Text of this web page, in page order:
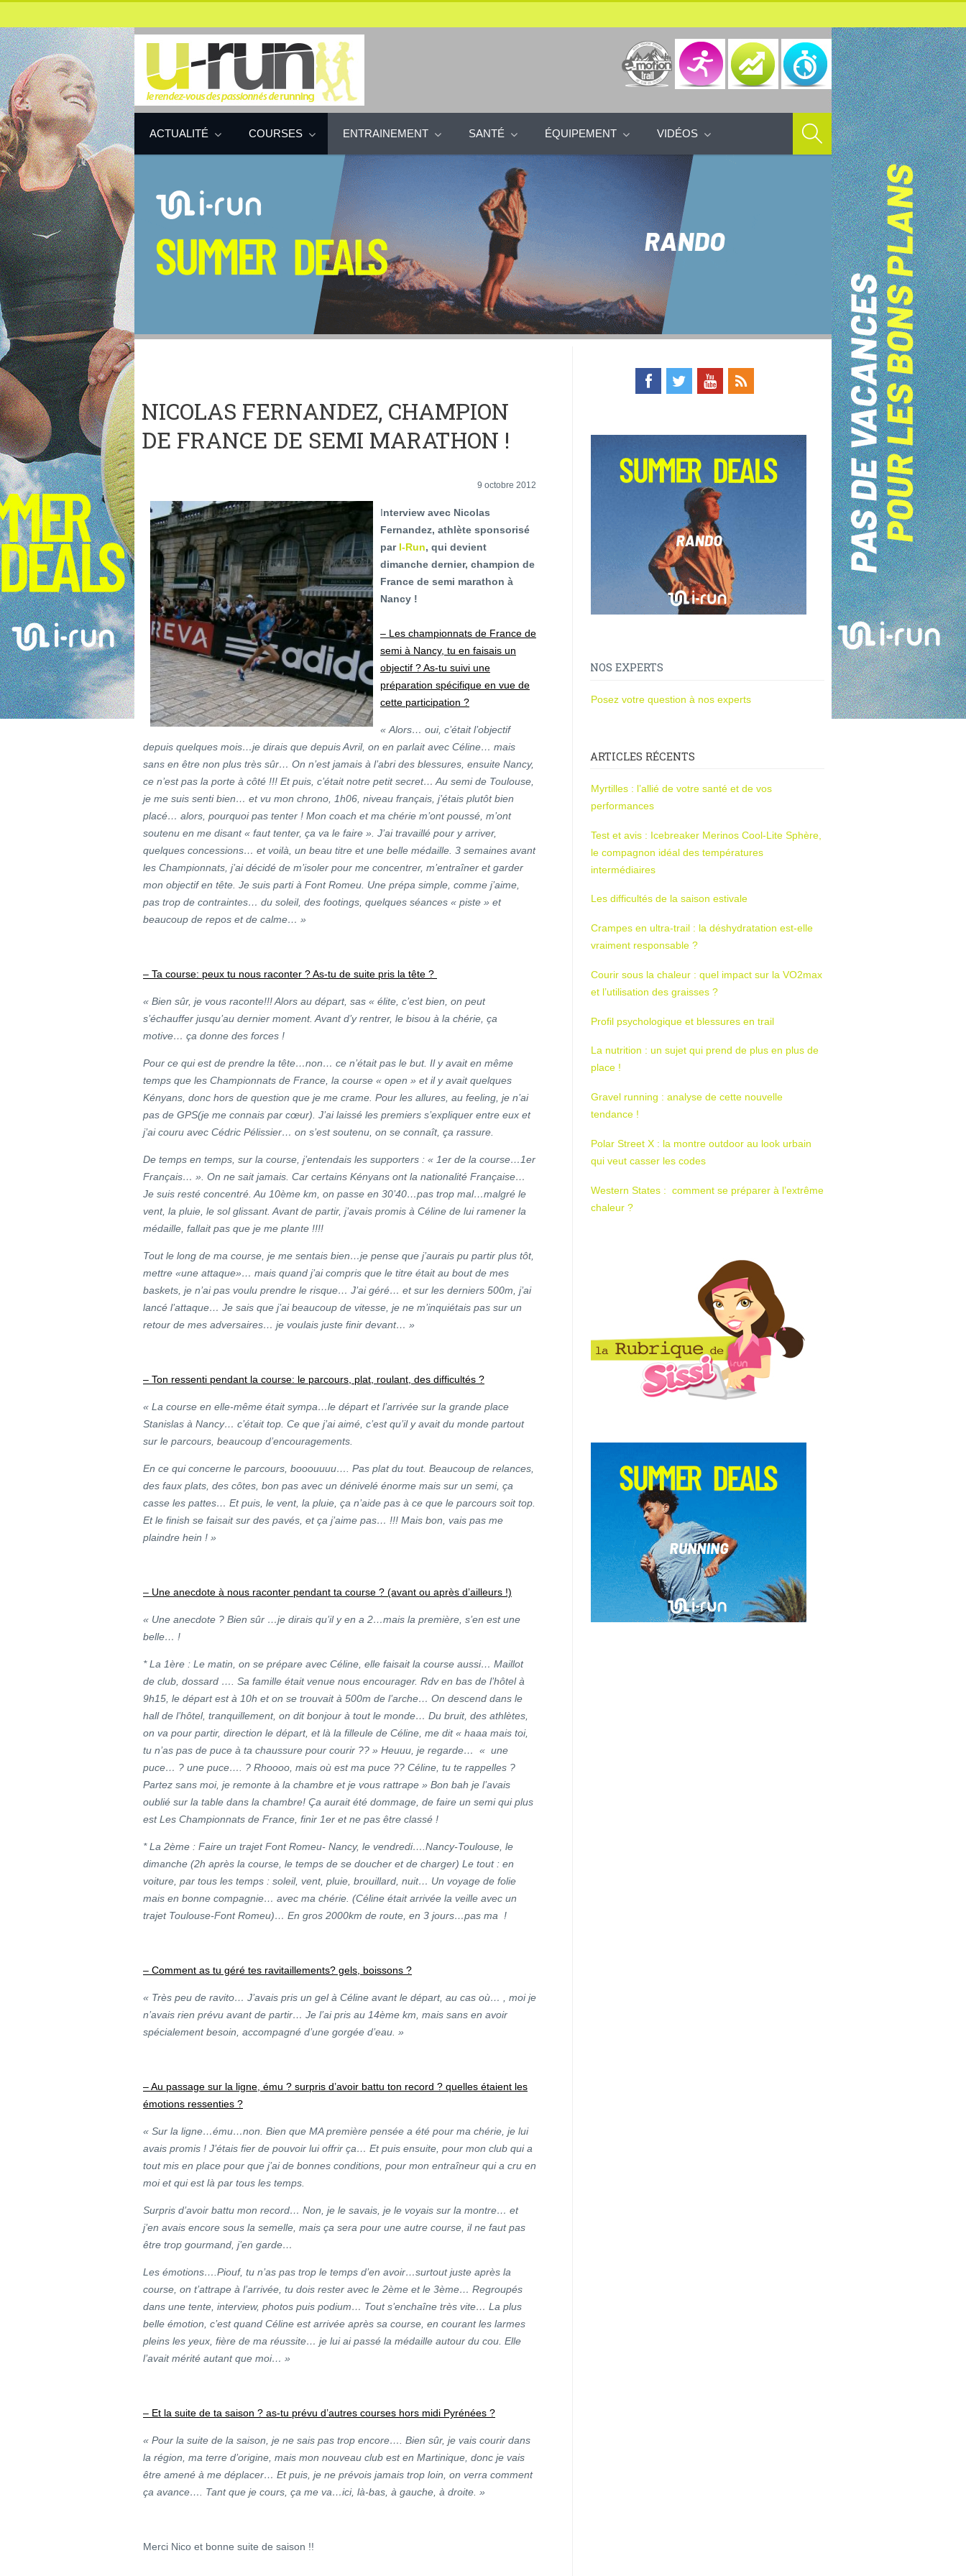
ACTUALITÉ COURSES ENTRAINEMENT SANTÉ ÉQUIPEMENT VIDÉOS
NICOLAS FERNANDEZ, CHAMPION
DE FRANCE DE SEMI MARATHON !
9 octobre 2012
Interview avec Nicolas
Fernandez, athlète sponsorisé
parI-Run, qui devient
dimanche dernier, champion de
France de semi marathon à
Nancy !
– Les championnats de France de
semi à Nancy, tu en faisais un
objectif ? As-tu suivi une
préparation spécifique en vue de
cette participation ?
« Alors… oui, c’était l’objectif
depuis quelques mois…je dirais que depuis Avril, on en parlait avec Céline… mais
sans en être non plus très sûr… On n’est jamais à l’abri des blessures, ensuite Nancy,
ce n’est pas la porte à côté !!! Et puis, c’était notre petit secret… Au semi de Toulouse,
je me suis senti bien… et vu mon chrono, 1h06, niveau français, j’étais plutôt bien
placé… alors, pourquoi pas tenter ! Mon coach et ma chérie m’ont poussé, m’ont
soutenu en me disant « faut tenter, ça va le faire ». J’ai travaillé pour y arriver,
quelques concessions… et voilà, un beau titre et une belle médaille. 3 semaines avant
les Championnats, j’ai décidé de m’isoler pour me concentrer, m’entraîner et garder
mon objectif en tête. Je suis parti à Font Romeu. Une prépa simple, comme j’aime,
pas trop de contraintes… du soleil, des footings, quelques séances « piste » et
beaucoup de repos et de calme… »
– Ta course: peux tu nous raconter ? As-tu de suite pris la tête ?
« Bien sûr, je vous raconte!!! Alors au départ, sas « élite, c’est bien, on peut
s’échauffer jusqu’au dernier moment. Avant d’y rentrer, le bisou à la chérie, ça
motive… ça donne des forces !
Pour ce qui est de prendre la tête…non… ce n’était pas le but. Il y avait en même
temps que les Championnats de France, la course « open » et il y avait quelques
Kényans, donc hors de question que je me crame. Pour les allures, au feeling, je n’ai
pas de GPS(je me connais par cœur). J’ai laissé les premiers s’expliquer entre eux et
j’ai couru avec Cédric Pélissier… on s’est soutenu, on se connaît, ça rassure.
De temps en temps, sur la course, j’entendais les supporters : « 1er de la course…1er
Français… ». On ne sait jamais. Car certains Kényans ont la nationalité Française…
Je suis resté concentré. Au 10ème km, on passe en 30’40…pas trop mal…malgré le
vent, la pluie, le sol glissant. Avant de partir, j’avais promis à Céline de lui ramener la
médaille, fallait pas que je me plante !!!!
Tout le long de ma course, je me sentais bien…je pense que j’aurais pu partir plus tôt,
mettre «une attaque»… mais quand j’ai compris que le titre était au bout de mes
baskets, je n’ai pas voulu prendre le risque… J’ai géré… et sur les derniers 500m, j’ai
lancé l’attaque… Je sais que j’ai beaucoup de vitesse, je ne m’inquiétais pas sur un
retour de mes adversaires… je voulais juste finir devant… »
– Ton ressenti pendant la course: le parcours, plat, roulant, des difficultés ?
« La course en elle-même était sympa…le départ et l’arrivée sur la grande place
Stanislas à Nancy… c’était top. Ce que j’ai aimé, c’est qu’il y avait du monde partout
sur le parcours, beaucoup d’encouragements.
En ce qui concerne le parcours, booouuuu…. Pas plat du tout. Beaucoup de relances,
des faux plats, des côtes, bon pas avec un dénivelé énorme mais sur un semi, ça
casse les pattes… Et puis, le vent, la pluie, ça n’aide pas à ce que le parcours soit top.
Et le finish se faisait sur des pavés, et ça j’aime pas… !!! Mais bon, vais pas me
plaindre hein ! »
– Une anecdote à nous raconter pendant ta course ? (avant ou après d’ailleurs !)
« Une anecdote ? Bien sûr …je dirais qu’il y en a 2…mais la première, s’en est une
belle… !
* La 1ère : Le matin, on se prépare avec Céline, elle faisait la course aussi… Maillot
de club, dossard …. Sa famille était venue nous encourager. Rdv en bas de l’hôtel à
9h15, le départ est à 10h et on se trouvait à 500m de l’arche… On descend dans le
hall de l’hôtel, tranquillement, on dit bonjour à tout le monde… Du bruit, des athlètes,
on va pour partir, direction le départ, et là la filleule de Céline, me dit « haaa mais toi,
tu n’as pas de puce à ta chaussure pour courir ?? » Heuuu, je regarde… « une
puce… ? une puce…. ? Rhoooo, mais où est ma puce ?? Céline, tu te rappelles ?
Partez sans moi, je remonte à la chambre et je vous rattrape » Bon bah je l’avais
oublié sur la table dans la chambre! Ça aurait été dommage, de faire un semi qui plus
est Les Championnats de France, finir 1er et ne pas être classé !
* La 2ème : Faire un trajet Font Romeu- Nancy, le vendredi….Nancy-Toulouse, le
dimanche (2h après la course, le temps de se doucher et de charger) Le tout : en
voiture, par tous les temps : soleil, vent, pluie, brouillard, nuit… Un voyage de folie
mais en bonne compagnie… avec ma chérie. (Céline était arrivée la veille avec un
trajet Toulouse-Font Romeu)… En gros 2000km de route, en 3 jours…pas ma !
– Comment as tu géré tes ravitaillements? gels, boissons ?
« Très peu de ravito… J’avais pris un gel à Céline avant le départ, au cas où… , moi je
n’avais rien prévu avant de partir… Je l’ai pris au 14ème km, mais sans en avoir
spécialement besoin, accompagné d’une gorgée d’eau. »
– Au passage sur la ligne, ému ? surpris d’avoir battu ton record ? quelles étaient les
émotions ressenties ?
« Sur la ligne…ému…non. Bien que MA première pensée a été pour ma chérie, je lui
avais promis ! J’étais fier de pouvoir lui offrir ça… Et puis ensuite, pour mon club qui a
tout mis en place pour que j’ai de bonnes conditions, pour mon entraîneur qui a cru en
moi et qui est là par tous les temps.
Surpris d’avoir battu mon record… Non, je le savais, je le voyais sur la montre… et
j’en avais encore sous la semelle, mais ça sera pour une autre course, il ne faut pas
être trop gourmand, j’en garde…
Les émotions….Piouf, tu n’as pas trop le temps d’en avoir…surtout juste après la
course, on t’attrape à l’arrivée, tu dois rester avec le 2ème et le 3ème… Regroupés
dans une tente, interview, photos puis podium… Tout s’enchaîne très vite… La plus
belle émotion, c’est quand Céline est arrivée après sa course, en courant les larmes
pleins les yeux, fière de ma réussite… je lui ai passé la médaille autour du cou. Elle
l’avait mérité autant que moi… »
– Et la suite de ta saison ? as-tu prévu d’autres courses hors midi Pyrénées ?
« Pour la suite de la saison, je ne sais pas trop encore…. Bien sûr, je vais courir dans
la région, ma terre d’origine, mais mon nouveau club est en Martinique, donc je vais
être amené à me déplacer… Et puis, je ne prévois jamais trop loin, on verra comment
ça avance…. Tant que je cours, ça me va…ici, là-bas, à gauche, à droite. »
Merci Nico et bonne suite de saison !!
NOS EXPERTS
Posez votre question à nos experts
ARTICLES RÉCENTS
Myrtilles : l’allié de votre santé et de vos
performances
Test et avis : Icebreaker Merinos Cool-Lite Sphère,
le compagnon idéal des températures
intermédiaires
Les difficultés de la saison estivale
Crampes en ultra-trail : la déshydratation est-elle
vraiment responsable ?
Courir sous la chaleur : quel impact sur la VO2max
et l’utilisation des graisses ?
Profil psychologique et blessures en trail
La nutrition : un sujet qui prend de plus en plus de
place !
Gravel running : analyse de cette nouvelle
tendance !
Polar Street X : la montre outdoor au look urbain
qui veut casser les codes
Western States : comment se préparer à l’extrême
chaleur ?